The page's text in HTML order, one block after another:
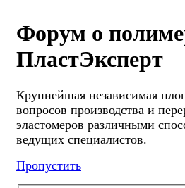
Форум о
ПластЭксперт
Крупнейшая независимая
вопросов производства и
эластомеров различными
ведущих специалистов.
Пропустить